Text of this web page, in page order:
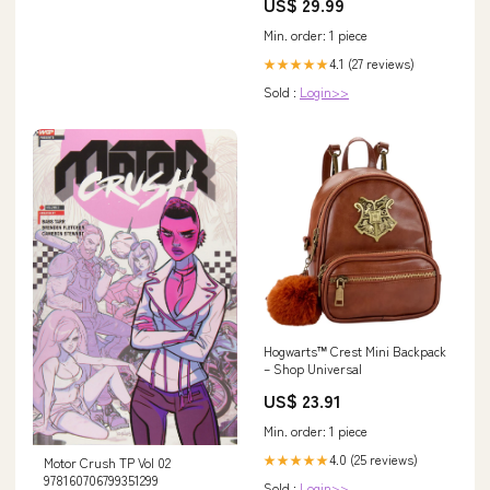
Min. order: 1 piece
★★★★★4.1 (27 reviews)
Sold : Login>>
Motor Crush TP Vol 02
978160706799351299
Hogwarts™ Crest Mini Backpack
– Shop Universal
US$ 23.91
Min. order: 1 piece
★★★★★4.0 (25 reviews)